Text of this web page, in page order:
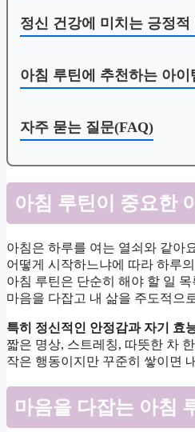
정신 건강에 미치는 긍정적
아침 루틴에 추천하는 아이
자주 묻는 질문(FAQ)
아침 루틴이 중요한
아침은 하루를 여는 열쇠와 같아
어떻게 시작하느냐에 따라 하루
아침 루틴은 단순히 해야 할 일 목
마음을 다잡고 내 삶을 주도적으
특히 정신적인 안정감과 자기 효
짧은 명상, 스트레칭, 따뜻한 차
작은 행동이지만 꾸준히 쌓이면
마음을 다잡는 아침